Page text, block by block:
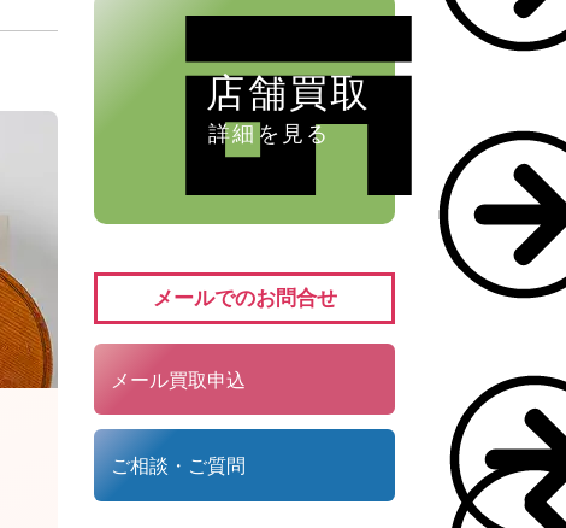
店舗買取
詳細を見る
メールでのお問合せ
メール買取申込
ご相談・ご質問